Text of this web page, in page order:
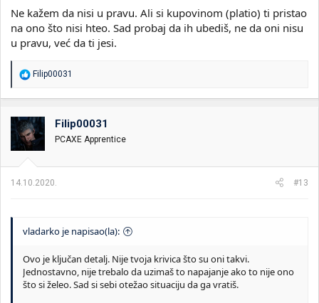
Ne kažem da nisi u pravu. Ali si kupovinom (platio) ti pristao
na ono što nisi hteo. Sad probaj da ih ubediš, ne da oni nisu
u pravu, već da ti jesi.
R
a
o
v
a
n
:
Filip00031
Filip00031
PCAXE Apprentice
14.10.2020. #13
vladarko je napisao(la):
Ovo je ključan detalj. Nije tvoja krivica što su oni takvi.
Jednostavno, nije trebalo da uzimaš to napajanje ako to nije ono
što si želeo. Sad si sebi otežao situaciju da ga vratiš.